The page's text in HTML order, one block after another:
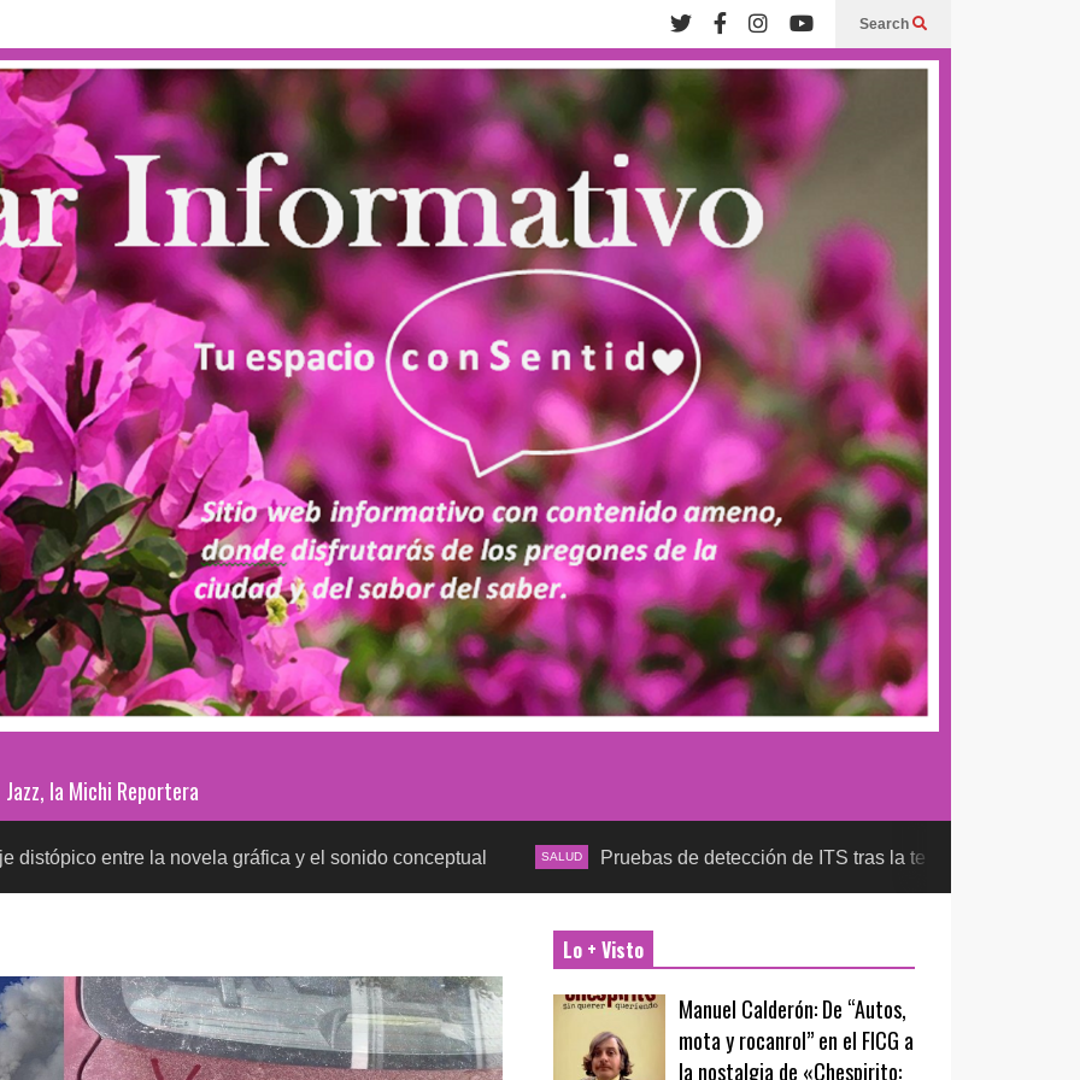
Search
Jazz, la Michi Reportera
la novela gráfica y el sonido conceptual SALUD Pruebas de detección de ITS tras la temporada futbolera,
Lo + Visto
Manuel Calderón: De “Autos,
mota y rocanrol” en el FICG a
la nostalgia de «Chespirito: